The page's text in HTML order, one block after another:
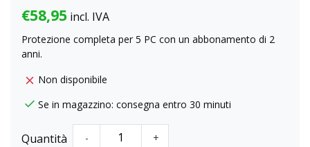
€58,95 incl. IVA
Protezione completa per 5 PC con un abbonamento di 2
anni.
Non disponibile
Se in magazzino: consegna entro 30 minuti
Quantità - +